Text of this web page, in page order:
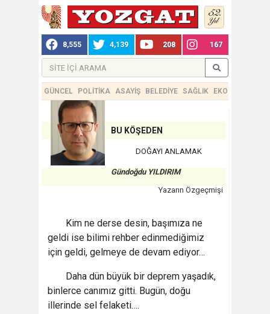
8,555 4,139 208 167
GÜNCEL POLİTİKA ASAYİŞ BELEDİYE SAĞLIK EKONOMİ
BU KÖŞEDEN
DOĞAYI ANLAMAK
Gündoğdu YILDIRIM
Yazarın Özgeçmişi
Kim ne derse desin, başımıza ne
geldi ise bilimi rehber edinmediğimiz
için geldi, gelmeye de devam ediyor…
Daha dün büyük bir deprem yaşadık,
binlerce canımız gitti. Bugün, doğu
illerinde sel felaketi….